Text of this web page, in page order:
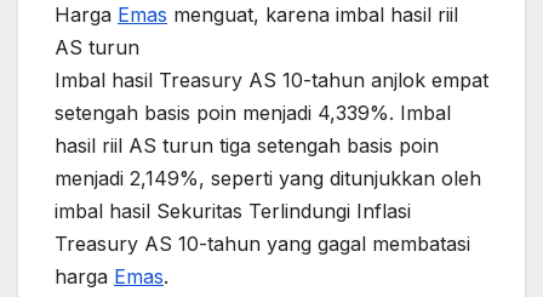
Harga Emas menguat, karena imbal hasil riil
AS turun
Imbal hasil Treasury AS 10-tahun anjlok empat
setengah basis poin menjadi 4,339%. Imbal
hasil riil AS turun tiga setengah basis poin
menjadi 2,149%, seperti yang ditunjukkan oleh
imbal hasil Sekuritas Terlindungi Inflasi
Treasury AS 10-tahun yang gagal membatasi
harga Emas.